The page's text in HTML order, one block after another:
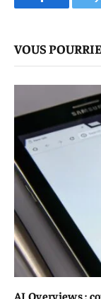
Facebook
VOUS
AI Overviews :